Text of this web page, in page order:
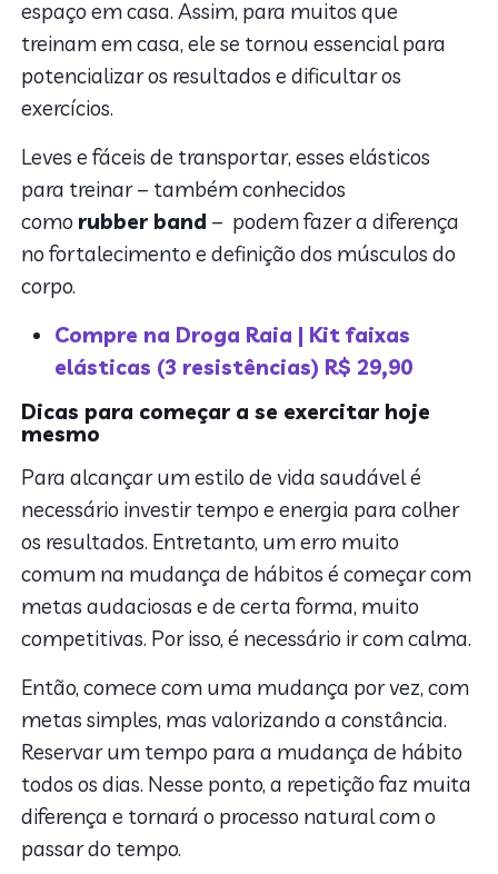
espaço em casa. Assim, para muitos que
treinam em casa, ele se tornou essencial para
potencializar os resultados e dificultar os
exercícios.
Leves e fáceis de transportar, esses elásticos
para treinar – também conhecidos
como rubber band – podem fazer a diferença
no fortalecimento e definição dos músculos do
corpo.
Compre na Droga Raia | Kit faixas
elásticas (3 resistências) R$ 29,90
Dicas para começar a se exercitar hoje
mesmo
Para alcançar um estilo de vida saudável é
necessário investir tempo e energia para colher
os resultados. Entretanto, um erro muito
comum na mudança de hábitos é começar com
metas audaciosas e de certa forma, muito
competitivas. Por isso, é necessário ir com calma.
Então, comece com uma mudança por vez, com
metas simples, mas valorizando a constância.
Reservar um tempo para a mudança de hábito
todos os dias. Nesse ponto, a repetição faz muita
diferença e tornará o processo natural com o
passar do tempo.